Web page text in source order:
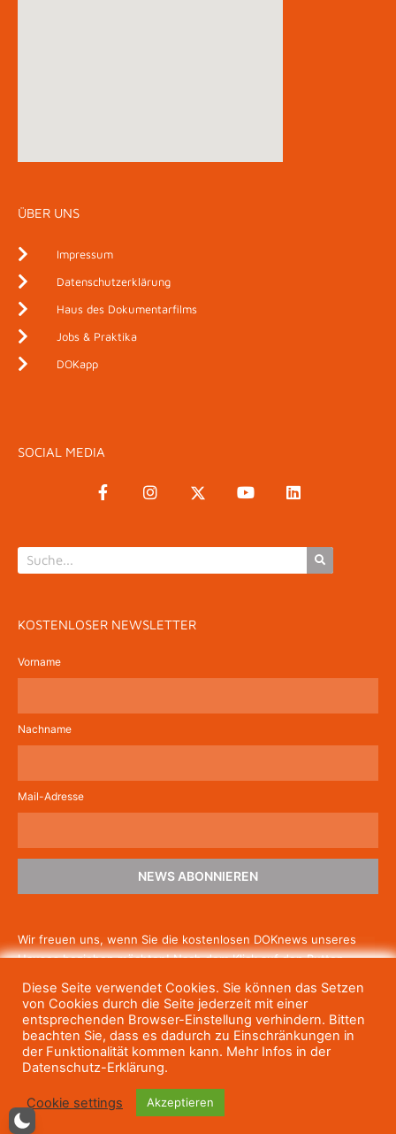
ÜBER UNS
Impressum
Datenschutzerklärung
Haus des Dokumentarfilms
Jobs & Praktika
DOKapp
SOCIAL MEDIA
KOSTENLOSER NEWSLETTER
Vorname
Nachname
Mail-Adresse
NEWS ABONNIEREN
Wir freuen uns, wenn Sie die kostenlosen DOKnews unseres
Hauses beziehen möchten! Nach dem Klick auf den Button
um die Newsletter-Anmeldung abzuschließen. Wenn Sie unsere
Gratis-News irgendwann nicht mehr erhalten wollen, können
Siesich jederzeit einfach wieder abmelden.
© Haus des Dokumentarfilms, 2023
Diese Seite verwendet Cookies. Sie können das Setzen
von Cookies durch die Seite jederzeit mit einer
entsprechenden Browser-Einstellung verhindern. Bitten
beachten Sie, dass es dadurch zu Einschränkungen in
der Funktionalität kommen kann. Mehr Infos in der
Datenschutz-Erklärung.
Cookie settings Akzeptieren